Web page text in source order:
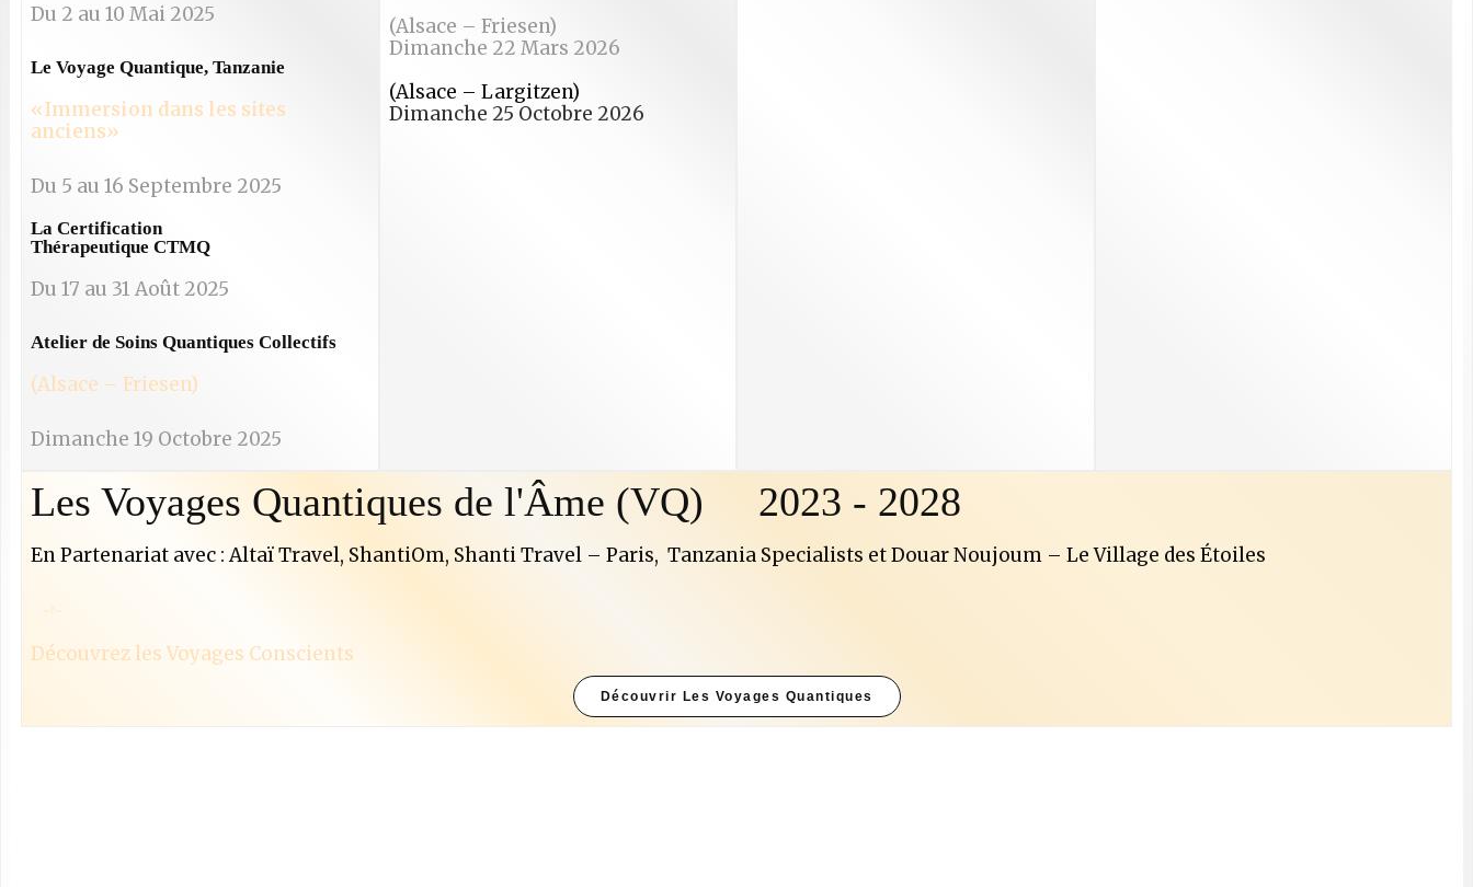
Du 2 au 10 Mai 2025
Le Voyage Quantique, Tanzanie
«Immersion dans les sites
anciens»
Du 5 au 16 Septembre 2025
La Certification
Thérapeutique CTMQ
Du 17 au 31 Août 2025
Atelier de Soins Quantiques Collectifs
(Alsace – Friesen)​
Dimanche 19 Octobre 2025
(Alsace – Friesen)
Dimanche 22 Mars 2026
(Alsace – Largitzen)
Dimanche 25 Octobre 2026
Les Voyages Quantiques de l'Âme (VQ) 2023 - 2028
En Partenariat avec : Altaï Travel, ShantiOm, Shanti Travel – Paris, Tanzania Specialists et Douar Noujoum – Le Village des Étoiles
Découvrez les Voyages Conscients
Découvrir Les Voyages Quantiques